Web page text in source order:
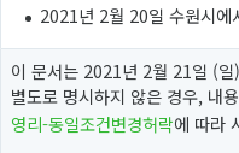
2021년 2월 20일 수원시에
이 문서는 2021년 2월 21일 (
별도로 명시하지 않은 경우, 내
영리-동일조건변경허락에 따라